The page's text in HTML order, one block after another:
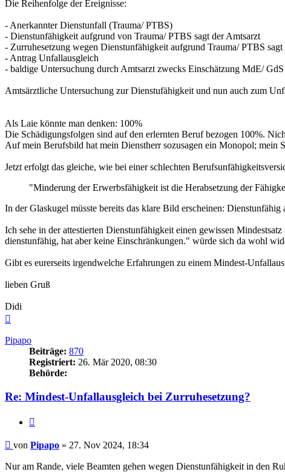
Die Reihenfolge der Ereignisse:
- Anerkannter Dienstunfall (Trauma/ PTBS)
- Dienstunfähigkeit aufgrund von Trauma/ PTBS sagt der Amtsarzt
- Zurruhesetzung wegen Dienstunfähigkeit aufgrund Trauma/ PTBS
- Antrag Unfallausgleich
- baldige Untersuchung durch Amtsarzt zwecks Einschätzung MdE/
Amtsärztliche Untersuchung zur Dienstufähigkeit und nun auch zum
Als Laie könnte man denken: 100%
Die Schädigungsfolgen sind auf den erlernten Beruf bezogen 100%.
Auf mein Berufsbild hat mein Dienstherr sozusagen ein Monopol; mein
Jetzt erfolgt das gleiche, wie bei einer schlechten
"Minderung der Erwerbsfähigkeit ist die Herabsetzung der
In der Glaskugel müsste bereits das klare Bild erscheinen:
Ich sehe in der attestierten Dienstunfähigkeit einen gewissen
dienstunfähig, hat aber keine Einschränkungen." würde sich da wohl
Gibt es eurerseits irgendwelche Erfahrungen zu einem Mindest-
lieben Gruß
Didi
Pipapo
Beiträge: 870
Registriert: 26. Mär 2020, 08:30
Behörde:
Re: Mindest-Unfallausgleich bei Zurruhesetzung?
Beitrag
von Pipapo » 27. Nov 2024, 18:34
Nur am Rande, viele Beamten gehen wegen Dienstunfähigkeit in den